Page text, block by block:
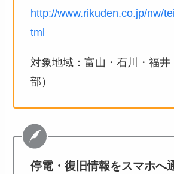
http://www.rikuden.co.jp/nw/
tml
対象地域：富山・石川・福井
部）
停電・復旧情報をスマホへ